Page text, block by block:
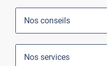
Nos conseils
Nos services